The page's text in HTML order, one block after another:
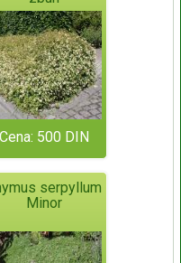
Cena: 500 DIN
serpyllum
Minor